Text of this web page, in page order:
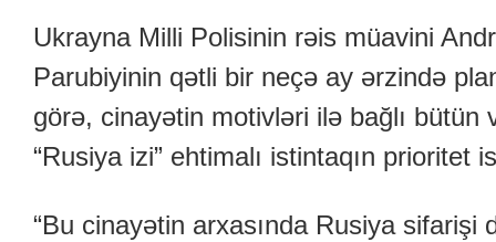
Ukrayna Milli Polisinin rəis müavini
Parubiyinin qətli bir neçə ay ərzində
görə, cinayətin motivləri ilə bağlı bütün
“Rusiya izi” ehtimalı istintaqın prioritet
“Bu cinayətin arxasında Rusiya sifarişi